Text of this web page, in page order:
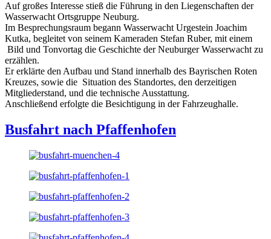
Auf großes Interesse stieß die Führung in den Liegenschaften der
Wasserwacht Ortsgruppe Neuburg.
Im Besprechungsraum begann Wasserwacht Urgestein Joachim
Kutka, begleitet von seinem Kameraden Stefan Ruber, mit einem
Bild und Tonvortag die Geschichte der Neuburger Wasserwacht zu
erzählen.
Er erklärte den Aufbau und Stand innerhalb des Bayrischen Roten
Kreuzes, sowie die Situation des Standortes, den derzeitigen
Mitgliederstand, und die technische Ausstattung.
Anschließend erfolgte die Besichtigung in der Fahrzeughalle.
Busfahrt nach Pfaffenhofen